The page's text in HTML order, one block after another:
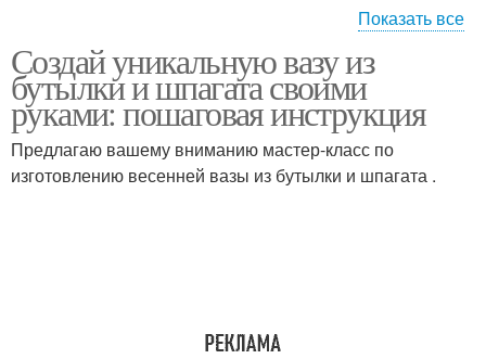
Необходимые
материалы
Шпагат для обмотки
Шпагат с детьми
Показать все
Создай уникальную вазу из
бутылки и шпагата своими
руками: пошаговая инструкция
Предлагаю вашему вниманию мастер-класс по
изготовлению весенней вазы из бутылки и шпагата .